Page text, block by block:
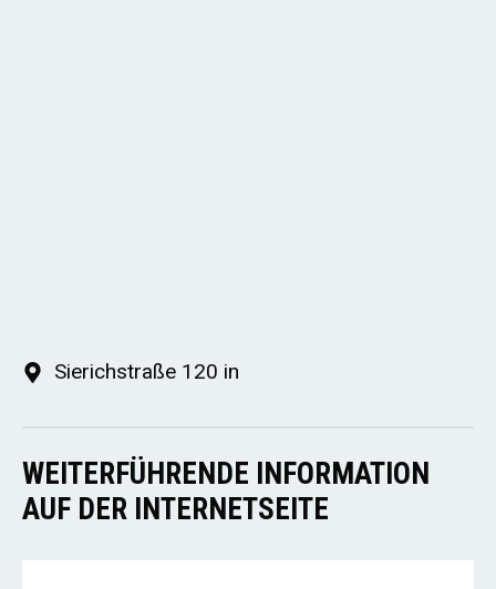
Sierichstraße 120 in
WEITERFÜHRENDE INFORMATION
AUF DER INTERNETSEITE